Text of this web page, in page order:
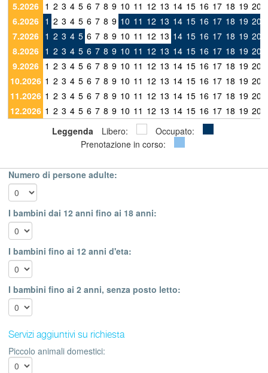
5.2026 1 2 3 4 5 6 7 8 9 10 11 12 13 14 15 16 17 18 19 20
6.2026 1 2 3 4 5 6 7 8 9 10 11 12 13 14 15 16 17 18 19 20
7.2026 1 2 3 4 5 6 7 8 9 10 11 12 13 14 15 16 17 18 19 20
8.2026 1 2 3 4 5 6 7 8 9 10 11 12 13 14 15 16 17 18 19 20
9.2026 1 2 3 4 5 6 7 8 9 10 11 12 13 14 15 16 17 18 19 20
10.2026 1 2 3 4 5 6 7 8 9 10 11 12 13 14 15 16 17 18 19 20
11.2026 1 2 3 4 5 6 7 8 9 10 11 12 13 14 15 16 17 18 19 20
12.2026 1 2 3 4 5 6 7 8 9 10 11 12 13 14 15 16 17 18 19 20
Leggenda
Libero:
Occupato:
Prenotazione in corso:
Numero di persone adulte:
I bambini dai 12 anni fino ai 18 anni:
I bambini fino ai 12 anni d'eta:
I bambini fino ai 2 anni, senza posto letto:
Servizi aggiuntivi su richiesta
Piccolo animali domestici: